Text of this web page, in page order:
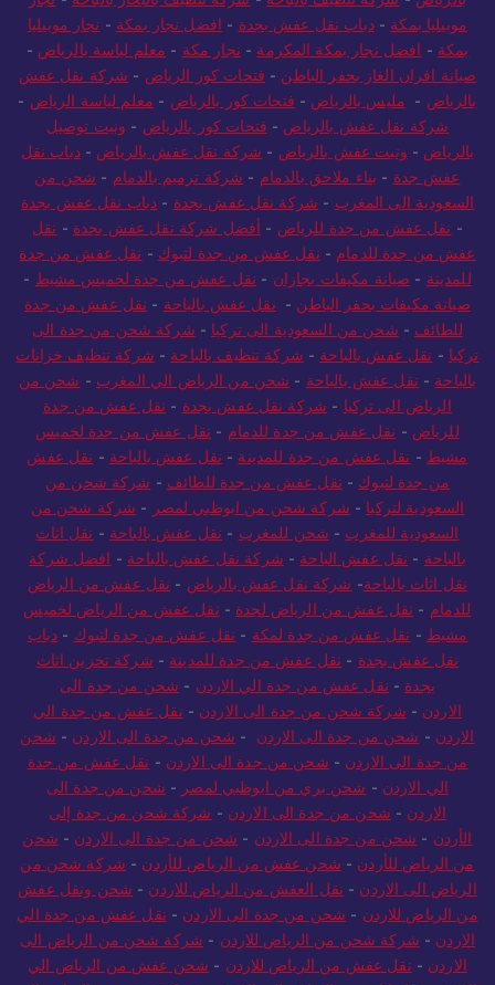
بالرياض -شركة تنظيف بالباحة-شركة تنظيف بالبخار بالباحة -نجار
موبيليا بمكة-دباب نقل عفش بجدة- افضل نجار بمكة-نجار موبيليا
بمكة -افضل نجار بمكة المكرمة-نجار مكة-معلم لياسة بالرياض -
صيانة افران الغاز بحفر الباطن -فتحات كور الرياض -شركة نقل عفش
بالرياض - مليس بالرياض -فتحات كور بالرياض - معلم لياسة الرياض -
شركة نقل عفش بالرياض - فتحات كور بالرياض - ونيت توصيل
بالرياض -ونيت عفش بالرياض - شركة نقل عفش بالرياض -دباب نقل
عفش جدة- بناء ملاحق بالدمام -شركة ترميم بالدمام -شحن من
السعودية الى المغرب- شركة نقل عفش بجدة-دباب نقل عفش بجدة
-نقل عفش من جدة للرياض - أفضل شركة نقل عفش بجدة-نقل
عفش من جدة للدمام -نقل عفش من جدة لتبوك -نقل عفش من جدة
للمدينة-صيانة مكيفات بجازان - نقل عفش من جدة لخميس مشيط-
صيانة مكيفات بحفر الباطن -نقل عفش بالباحة-نقل عفش من جدة
للطائف-شحن من السعودية الى تركيا-شركة شحن من جدة الى
تركيا-نقل عفش بالباحة-شركة تنظيف بالباحة-شركة تنظيف خزانات
بالباحة-نقل عفش بالباحة-شحن من الرياض الي المغرب -شحن من
الرياض الى تركيا- شركة نقل عفش بجدة-نقل عفش من جدة
للرياض -نقل عفش من جدة للدمام - نقل عفش من جدة لخميس
مشيط -نقل عفش من جدة للمدينة- نقل عفش بالباحة -نقل عفش
من جدة لتبوك-نقل عفش من جدة للطائف -شركة شحن من
السعودية لتركيا-شركة شحن من ابوظبي لمصر- شركة شحن من
السعودية للمغرب- شحن للمغرب- نقل عفش بالباحة-نقل اثاث
بالباحة-نقل عفش الباحة-شركة نقل عفش بالباحة-افضل شركة
نقل اثاث بالباحة-شركة نقل عفش بالرياض -نقل عفش من الرياض
للدمام -نقل عفش من الرياض لجدة-نقل عفش من الرياض لخميس
مشيط -نقل عفش من جدة لمكة-نقل عفش من جدة لتبوك- دباب
نقل عفش بجدة-نقل عفش من جدة للمدينة-شركة تخزين اثاث
بجدة-نقل عفش من جدة الي الاردن - شحن من جدة الى
الاردن -شركة شحن من جدة الى الاردن -نقل عفش من جدة الي
الاردن -شحن من جدة الى الاردن - شحن من جدة الى الاردن -شحن
من جدة الى الاردن -شحن من جدة الى الاردن -نقل عفش من جدة
الي الاردن -شحن بري من ابوظبي لمصر-شحن من جدة الى
الاردن -شحن من جدة الى الاردن -شركة شحن من جدة إلى
الأردن -شحن من جدة الى الاردن - شحن من جدة الى الاردن -شحن
من الرياض للأردن -شحن عفش من الرياض للأردن - شركة شحن من
الرياض الى الاردن -نقل العفش من الرياض للاردن - شحن ونقل عفش
من الرياض للاردن - شحن من جدة الى الاردن -نقل عفش من جدة الي
الاردن -شركة شحن من الرياض للاردن - شركة شحن من الرياض الى
الاردن -نقل عفش من الرياض للاردن - شحن عفش من الرياض الي